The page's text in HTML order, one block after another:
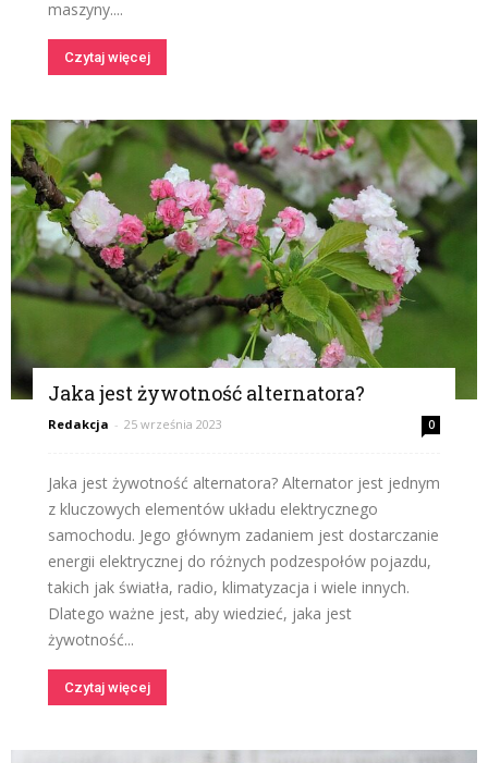
maszyny....
Czytaj więcej
Jaka jest żywotność alternatora?
Redakcja - 25 września 2023 0
Jaka jest żywotność alternatora? Alternator jest jednym
z kluczowych elementów układu elektrycznego
samochodu. Jego głównym zadaniem jest dostarczanie
energii elektrycznej do różnych podzespołów pojazdu,
takich jak światła, radio, klimatyzacja i wiele innych.
Dlatego ważne jest, aby wiedzieć, jaka jest
żywotność...
Czytaj więcej